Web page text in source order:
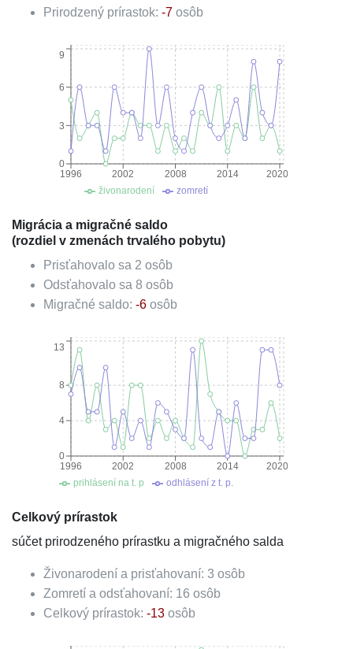
Prirodzený prírastok: -7 osôb
1996 2002 2008 2014 2020
0
3
6
9
živonarodení zomretí
Migrácia a migračné saldo
(rozdiel v zmenách trvalého pobytu)
Prisťahovalo sa 2 osôb
Odsťahovalo sa 8 osôb
Migračné saldo: -6 osôb
1996 2002 2008 2014 2020
0
4
8
13
prihlásení na t. p odhlásení z t. p.
Celkový prírastok
súčet prirodzeného prírastku a migračného salda
Živonarodení a prisťahovaní: 3 osôb
Zomretí a odsťahovaní: 16 osôb
Celkový prírastok: -13 osôb